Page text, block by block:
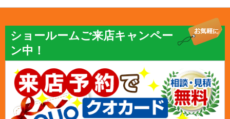
ショールームご来店キャンペー
ン中！